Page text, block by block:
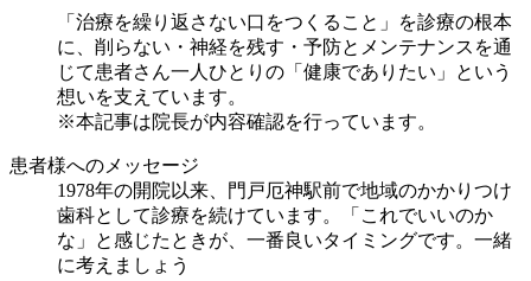
「治療を繰り返さない口をつくること」を診療の根本
に、削らない・神経を残す・予防とメンテナンスを通
じて患者さん一人ひとりの「健康でありたい」という
想いを支えています。
※本記事は院長が内容確認を行っています。
患者様へのメッセージ
1978年の開院以来、門戸厄神駅前で地域のかかりつけ
歯科として診療を続けています。「これでいいのか
な」と感じたときが、一番良いタイミングです。一緒
に考えましょう